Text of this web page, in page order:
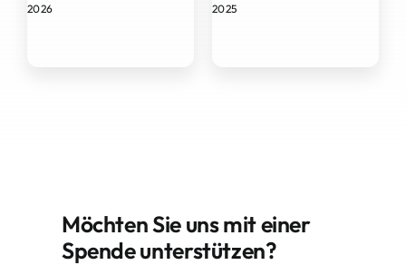
2026
2025
Möchten Sie uns mit einer
Spende unterstützen?